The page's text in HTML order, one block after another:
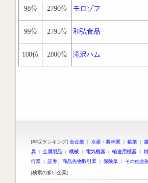
98位 2790位 モロゾフ
99位 2795位 和弘食品
100位 2800位 滝沢ハム
[年収ランキング] 全企業 | 水産・農林業 | 鉱業 |
属 | 金属製品 | 機械 | 電気機器 | 輸送用機器 |
行業 | 証券、商品先物取引業 | 保険業 | その他金
[検索の多い企業]